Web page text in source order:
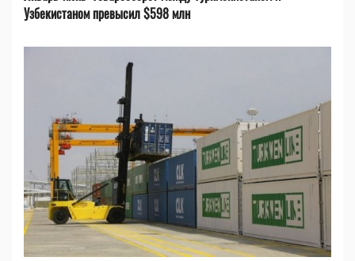
Узбекистаном превысил $598 млн